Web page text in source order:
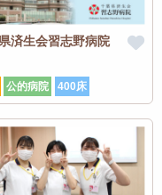
済生会習志野病院
公的病院 400床